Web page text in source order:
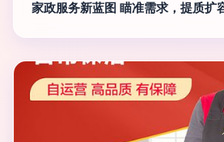
家政服务新蓝图 瞄准需求，提质扩